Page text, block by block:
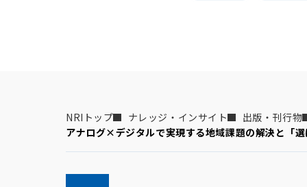
NRIトップ ナレッジ・インサイト 出版・刊行物
アナログ×デジタルで実現する地域課題の解決と「